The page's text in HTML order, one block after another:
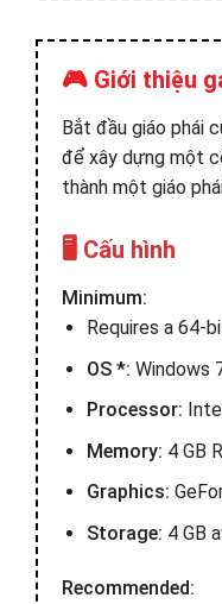
🎮 Giới thiệu
Bắt đầu giáo phái
để xây dựng một
thành một giáo
🖥️ Cấu hình
Minimum:
Requires a 64-
OS *: Windows
Processor:
Memory: 4 GB
Graphics:
Storage: 4 GB
Recommended: